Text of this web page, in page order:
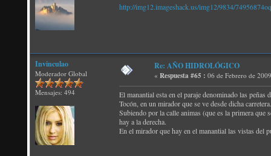
http://img12.imageshack.us/img12/9834/
Invinculao
Moderador Global
Mensajes: 494
Re: AÑO HIDROLÓGICO
« Respuesta #65 : 06 de Febrero de
El manantial esta en el paraje denominado las
Tocón, en un mirador que se ve desde dicha carretera.
Subiendo por la calle animas (que es la primera que
hay a la derecha.
En el mirador que hay en el manantial las vistas del